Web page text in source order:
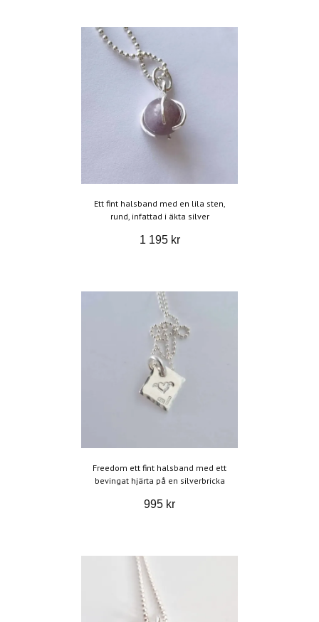
Ett fint halsband med en lila sten,
rund, infattad i äkta silver
1 195 kr
Freedom ett fint halsband med ett
bevingat hjärta på en silverbricka
995 kr